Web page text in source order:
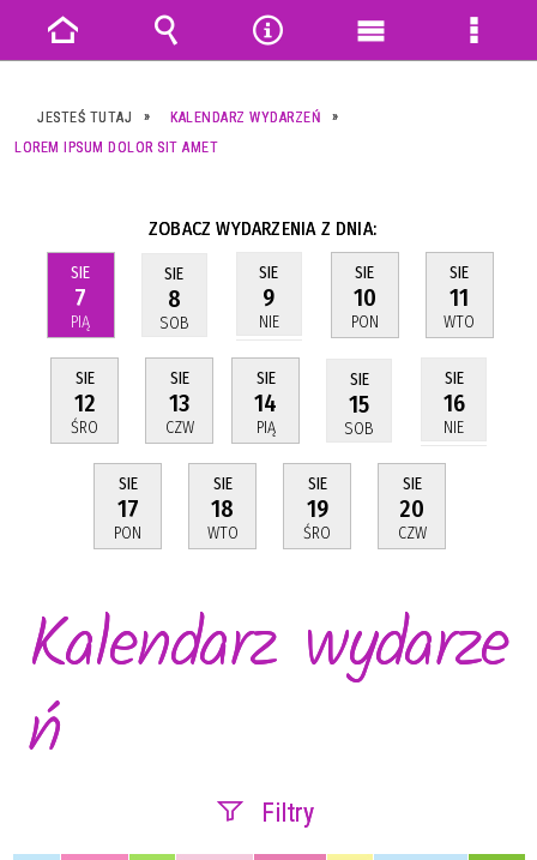
JESTEŚ TUTAJ
KALENDARZ WYDARZEŃ
LOREM IPSUM DOLOR SIT AMET
ZOBACZ WYDARZENIA Z DNIA:
SIE
7
PIĄ
SIE
8
SOB
SIE
9
NIE
SIE
10
PON
SIE
11
WTO
SIE
12
ŚRO
SIE
13
CZW
SIE
14
PIĄ
SIE
15
SOB
SIE
16
NIE
SIE
17
PON
SIE
18
WTO
SIE
19
ŚRO
SIE
20
CZW
Kalendarz wydarze
ń
Filtry
Strona
główna
Wyszukiwarka
NarzędziaMenu
Menu